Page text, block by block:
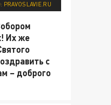
Их же
с
– доброго